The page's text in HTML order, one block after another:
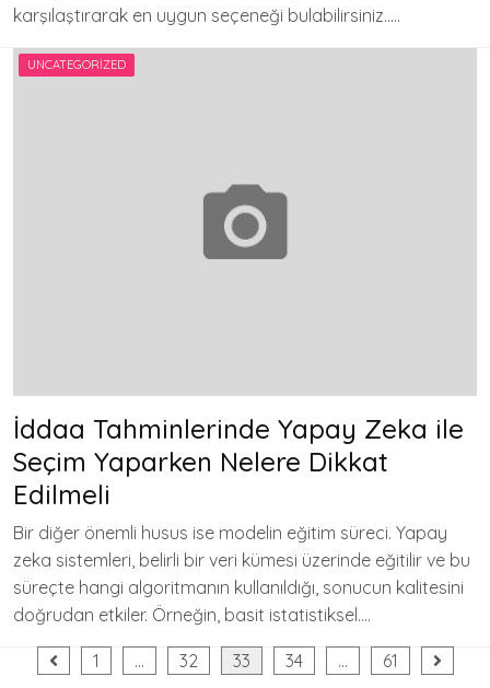
karşılaştırarak en uygun seçeneği bulabilirsiniz…..
UNCATEGORIZED
İddaa Tahminlerinde Yapay Zeka ile
Seçim Yaparken Nelere Dikkat
Edilmeli
Bir diğer önemli husus ise modelin eğitim süreci. Yapay
zeka sistemleri, belirli bir veri kümesi üzerinde eğitilir ve bu
süreçte hangi algoritmanın kullanıldığı, sonucun kalitesini
doğrudan etkiler. Örneğin, basit istatistiksel….
Yazı
1 … 32 33 34 … 61